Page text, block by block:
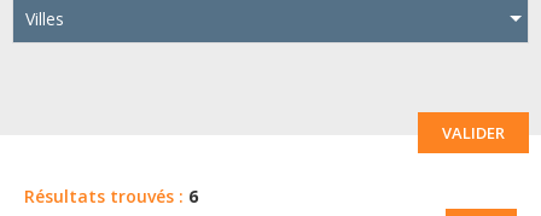
Villes
VALIDER
Résultats trouvés : 6